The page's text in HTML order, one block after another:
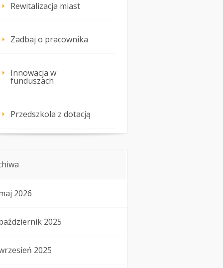
Rewitalizacja miast
Zadbaj o pracownika
Innowacja w
funduszach
Przedszkola z dotacją
2026
2025
2025